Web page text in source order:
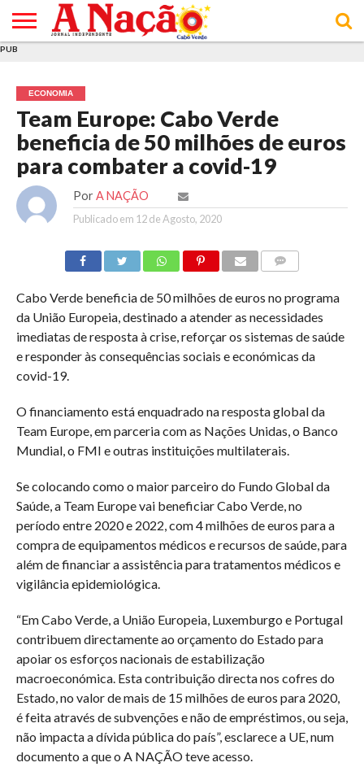
E DE
COOKIES
DE
UTILIZAÇÃO
PUB
ECONOMIA
Team Europe: Cabo Verde
beneficia de 50 milhões de euros
para combater a covid-19
Por A NAÇÃO
Publicado em 12 de Agosto, 2020
Cabo Verde beneficia de 50 milhões de euros no programa
da União Europeia, destinado a atender as necessidades
imediatas de resposta à crise, reforçar os sistemas de saúde
e responder às consequências sociais e económicas da
covid-19.
O financiamento está enquadrado na resposta global da
Team Europe, em parceria com as Nações Unidas, o Banco
Mundial, o FMI e outras instituições multilaterais.
Se colocando como o maior parceiro do Fundo Global da
Saúde, a Team Europe vai beneficiar Cabo Verde, no
período entre 2020 e 2022, com 4 milhões de euros para a
compra de equipamentos médicos e recursos de saúde, para
além de financiar a assistência para tratamentos médicos e
vigilância epidemiológica.
“Em Cabo Verde, a União Europeia, Luxemburgo e Portugal
contribuem directamente ao orçamento do Estado para
apoiar os esforços nacionais de estabilização
macroeconómica. Esta contribuição directa nos cofres do
Estado, no valor de mais de 15 milhões de euros para 2020,
é feita através de subvenções e não de empréstimos, ou seja,
não impacta a dívida pública do país”, esclarece a UE, num
documento a que o A NAÇÃO teve acesso.